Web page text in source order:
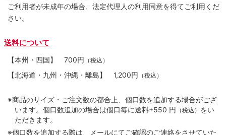
ご利用者が未成年の場合、法定代理人の利用同意を得てご利用くだ
さい。
送料について
【本州・四国】 700円 （税込）
【北海道・九州・沖縄・離島】 1,200円 （税込）
※商品のサイズ・ご注文数の都合上、個口数を追加する場合がござ
います。個口数追加の場合は個口毎に送料+550 円 （税込） をい
ただきます。
※個口数を追加する際は、メールにてご確認のご連絡をさせていた